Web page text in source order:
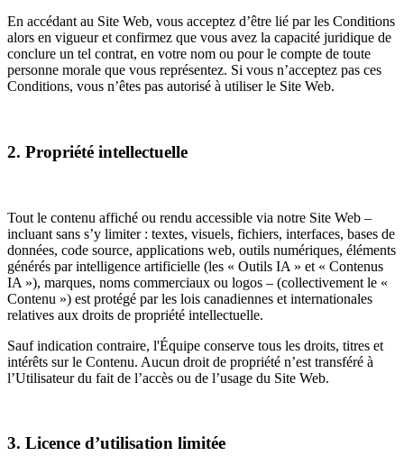
En accédant au Site Web, vous acceptez d’être lié par les Conditions
alors en vigueur et confirmez que vous avez la capacité juridique de
conclure un tel contrat, en votre nom ou pour le compte de toute
personne morale que vous représentez. Si vous n’acceptez pas ces
Conditions, vous n’êtes pas autorisé à utiliser le Site Web.
2. Propriété intellectuelle
Tout le contenu affiché ou rendu accessible via notre Site Web –
incluant sans s’y limiter : textes, visuels, fichiers, interfaces, bases de
données, code source, applications web, outils numériques, éléments
générés par intelligence artificielle (les « Outils IA » et « Contenus
IA »), marques, noms commerciaux ou logos – (collectivement le «
Contenu ») est protégé par les lois canadiennes et internationales
relatives aux droits de propriété intellectuelle.
Sauf indication contraire, l'Équipe conserve tous les droits, titres et
intérêts sur le Contenu. Aucun droit de propriété n’est transféré à
l’Utilisateur du fait de l’accès ou de l’usage du Site Web.
3. Licence d’utilisation limitée